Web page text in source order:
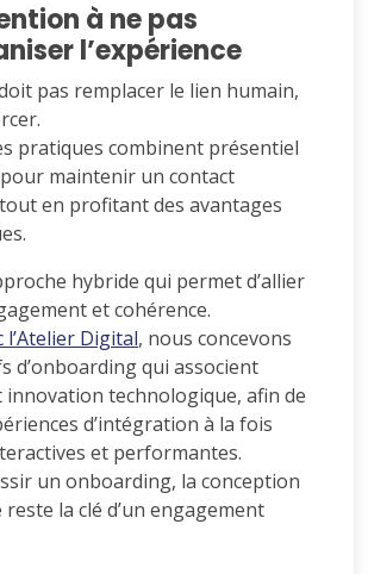
à ne pas
l’expérience
pas remplacer le lien humain,
pratiques combinent présentiel
maintenir un contact
en profitant des avantages
hybride qui permet d’allier
et cohérence.
l’Atelier Digital, nous concevons
d’onboarding qui associent
innovation technologique, afin de
d’intégration à la fois
et performantes.
un onboarding, la conception
la clé d’un engagement